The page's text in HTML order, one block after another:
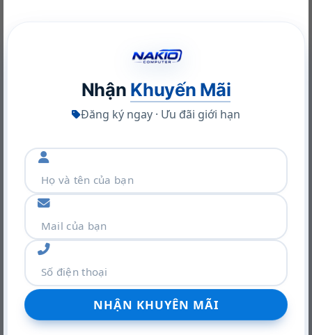
Nhận Khuyến Mãi
Đăng ký ngay · Ưu đãi giới hạn
lại các phiên bản trước nếu cần. Điều này đặc biệt hữu ích
khi bạn thử nghiệm các mô hình AI và cần giữ lại các phiên
bản khác nhau của mã nguồn.
4. Tài liệu và hướng dẫn
hướng dẫn từng bước để cài đặt và sử dụng các thư viện
AI, cũng như các ví dụ mã nguồn để bắt đầu nhanh chóng.
5. Học từ các dự án thực tế
Việc xem xét và phân tích mã nguồn từ các dự án thực tế
giúp bạn hiểu rõ hơn về cách các mô hình AI được triển
khai và ứng dụng trong thực tế. Bạn có thể học được các
kỹ thuật và phương pháp mới, cũng như cách giải quyết
các vấn đề cụ thể trong lĩnh vực AI.
6. Tích hợp với các công cụ học tập khác